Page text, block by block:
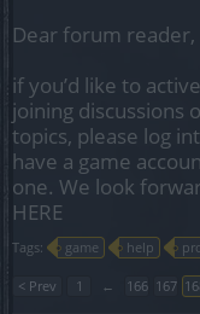
Dear forum reader,
if you’d like to
joining discussions
topics, please log
have a game
one. We look
HERE
Tags: game help
< Prev 1 ← 166 167